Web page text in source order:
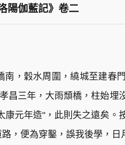
洛陽伽藍記》卷二
，穀水周圍，繞城至建春
昌三年，大雨頹橋，柱始埋
元年造"，此則失之遠矣。
，便為穿鑿，誤我後學，日